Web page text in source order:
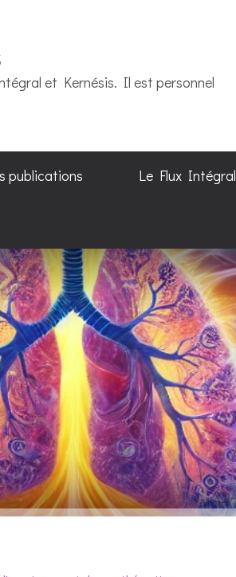
et Kernésis. Il est personnel
publications Le Flux Intégral